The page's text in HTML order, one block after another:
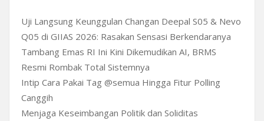
Uji Langsung Keunggulan Changan Deepal S05 & Nevo
Q05 di GIIAS 2026: Rasakan Sensasi Berkendaranya
Tambang Emas RI Ini Kini Dikemudikan AI, BRMS
Resmi Rombak Total Sistemnya
Intip Cara Pakai Tag @semua Hingga Fitur Polling
Canggih
Menjaga Keseimbangan Politik dan Soliditas